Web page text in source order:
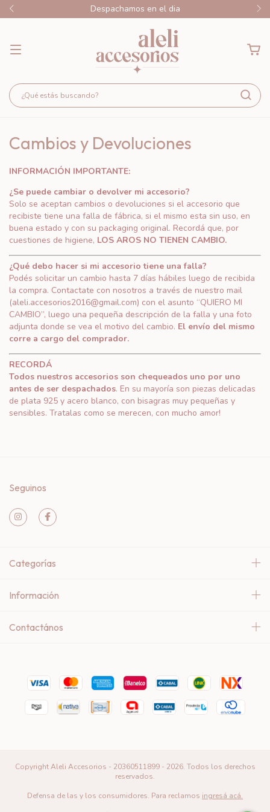
Despachamos en el dia
Cambios y Devoluciones
INFORMACIÓN IMPORTANTE:
¿Se puede cambiar o devolver mi accesorio?
Solo se aceptan cambios o devoluciones si el accesorio que
recibiste tiene una falla de fábrica, si el mismo esta sin uso, en
buena estado y con su packaging original. Recordá que, por
cuestiones de higiene, LOS AROS NO TIENEN CAMBIO.
¿Qué debo hacer si mi accesorio tiene una falla?
Podés solicitar un cambio hasta 7 días hábiles luego de recibida
la compra. Contactate con nosotros a través de nuestro mail
(aleli.accesorios2016@gmail.com) con el asunto “QUIERO MI
CAMBIO”, luego una pequeña descripción de la falla y una foto
adjunta donde se vea el motivo del cambio. El envío del mismo
corre a cargo del comprador.
RECORDÁ
Todos nuestros accesorios son chequeados uno por uno
antes de ser despachados. En su mayoría son piezas delicadas
de plata 925 y acero blanco, con bisagras muy pequeñas y
sensibles. Tratalas como se merecen, con mucho amor!
Seguinos
Categorías
Información
Contactános
Copyright Aleli Accesorios - 20360511899 - 2026. Todos los derechos
reservados.
Defensa de las y los consumidores. Para reclamos ingresá acá.